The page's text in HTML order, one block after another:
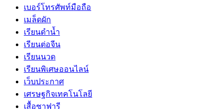
เบอร์โทรศัพท์มือถือ
เมล็ดผัก
เรียนดำน้ำ
เรียนต่อจีน
เรียนนวด
เรียนพิเศษออนไลน์
เว็บประกาศ
เศรษฐกิจเทคโนโลยี
เสื้อซาฟารี